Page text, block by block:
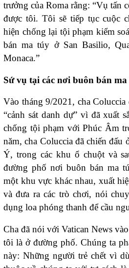
trưởng của Roma rằng: “Vụ tấn
được tôi. Tôi sẽ tiếp tục cuộc
hiện chống lại tội phạm kiểm
bán ma túy ở San Basilio,
Monaca.”
Sứ vụ tại các nơi buôn bán
Vào tháng 9/2021, cha Coluccia
“cảnh sát danh dự” vì đã xuất
chống tội phạm với Phúc Âm
năm, cha Coluccia đã chiến đấu
Ý, trong các khu ổ chuột và
đường phố nơi buôn bán ma
một khu vực khác nhau, xuất
và đưa ra các trò chơi, nói
dụng loa phóng thanh để cầu
Cha đã nói với Vatican News
tôi là ở đường phố. Chúng ta
này: Những người trẻ chết vì